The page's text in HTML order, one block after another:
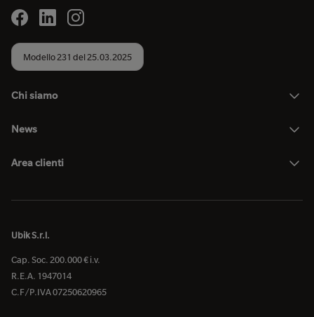
Modello 231 del 25.03.2025
Chi siamo
News
Area clienti
Ubik S.r.l.
Cap. Soc. 200.000 € i.v.
R.E.A. 1947014
C.F/P.IVA 07250620965